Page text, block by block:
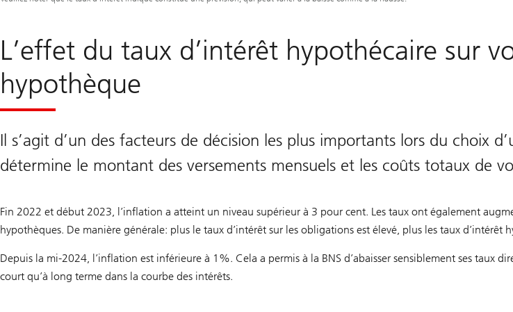
L’effet du taux d’intérêt hypothécaire sur
hypothèque
Il s’agit d’un des facteurs de décision les plus importants lors du choix
détermine le montant des versements mensuels et les coûts totaux de
Fin 2022 et début 2023, l’inflation a atteint un niveau supérieur à 3 pour cent. Les taux ont également
hypothèques. De manière générale: plus le taux d’intérêt sur les obligations est élevé, plus les taux d’intérêt
Depuis la mi-2024, l’inflation est inférieure à 1%. Cela a permis à la BNS d’abaisser sensiblement ses taux
court qu’à long terme dans la courbe des intérêts.